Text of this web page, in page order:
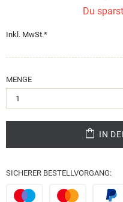
Du
Inkl. MwSt.*
MENGE
IN
SICHERER BESTELLVORGANG: